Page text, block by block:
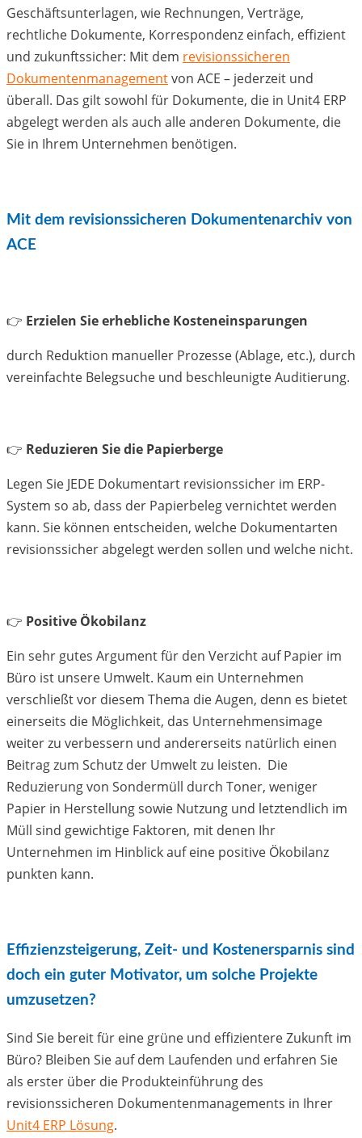
Geschäftsunterlagen, wie Rechnungen, Verträge,
rechtliche Dokumente, Korrespondenz einfach, effizient
und zukunftssicher: Mit dem revisionssicheren
Dokumentenmanagementvon ACE – jederzeit und
überall. Das gilt sowohl für Dokumente, die in Unit4 ERP
abgelegt werden als auch alle anderen Dokumente, die
Sie in Ihrem Unternehmen benötigen.
Mit dem revisionssicheren Dokumentenarchiv von
ACE
👉 Erzielen Sie erhebliche Kosteneinsparungen
durch Reduktion manueller Prozesse (Ablage, etc.), durch
vereinfachte Belegsuche und beschleunigte Auditierung.
👉 Reduzieren Sie die Papierberge
Legen Sie JEDE Dokumentart revisionssicher im ERP-
System so ab, dass der Papierbeleg vernichtet werden
kann. Sie können entscheiden, welche Dokumentarten
revisionssicher abgelegt werden sollen und welche nicht.
👉 Positive Ökobilanz
Ein sehr gutes Argument für den Verzicht auf Papier im
Büro ist unsere Umwelt. Kaum ein Unternehmen
verschließt vor diesem Thema die Augen, denn es bietet
einerseits die Möglichkeit, das Unternehmensimage
weiter zu verbessern und andererseits natürlich einen
Beitrag zum Schutz der Umwelt zu leisten. Die
Reduzierung von Sondermüll durch Toner, weniger
Papier in Herstellung sowie Nutzung und letztendlich im
Müll sind gewichtige Faktoren, mit denen Ihr
Unternehmen im Hinblick auf eine positive Ökobilanz
punkten kann.
Effizienzsteigerung, Zeit- und Kostenersparnis sind
doch ein guter Motivator, um solche Projekte
umzusetzen?
Sind Sie bereit für eine grüne und effizientere Zukunft im
Büro? Bleiben Sie auf dem Laufenden und erfahren Sie
als erster über die Produkteinführung des
revisionssicheren Dokumentenmanagements in Ihrer
Unit4 ERP Lösung.